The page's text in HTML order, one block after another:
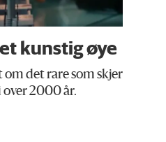
kunstig øye
om det rare som skjer
over 2000 år.